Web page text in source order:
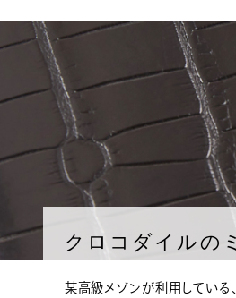
クロコダイルの
某高級メゾンが利用している